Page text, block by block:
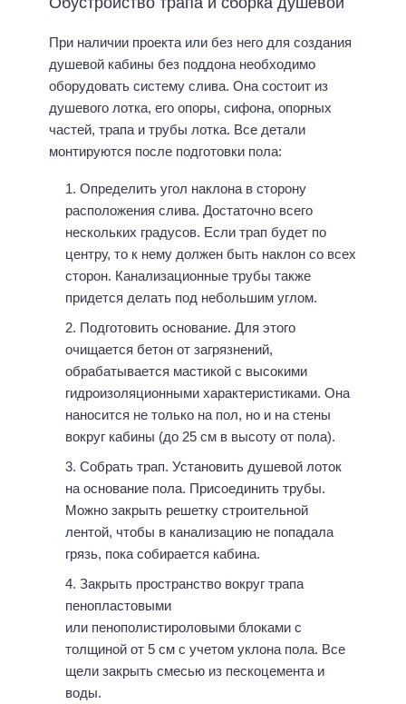
При наличии проекта или без него для создания
душевой кабины без поддона необходимо
оборудовать систему слива. Она состоит из
душевого лотка, его опоры, сифона, опорных
частей, трапа и трубы лотка. Все детали
монтируются после подготовки пола:
Определить угол наклона в сторону
расположения слива. Достаточно всего
нескольких градусов. Если трап будет по
центру, то к нему должен быть наклон со всех
сторон. Канализационные трубы также
придется делать под небольшим углом.
Подготовить основание. Для этого
очищается бетон от загрязнений,
обрабатывается мастикой с высокими
гидроизоляционными характеристиками. Она
наносится не только на пол, но и на стены
вокруг кабины (до 25 см в высоту от пола).
Собрать трап. Установить душевой лоток
на основание пола. Присоединить трубы.
Можно закрыть решетку строительной
лентой, чтобы в канализацию не попадала
грязь, пока собирается кабина.
Закрыть пространство вокруг трапа
пенопластовыми
или пенополистироловыми блоками с
толщиной от 5 см с учетом уклона пола. Все
щели закрыть смесью из пескоцемента и
воды.